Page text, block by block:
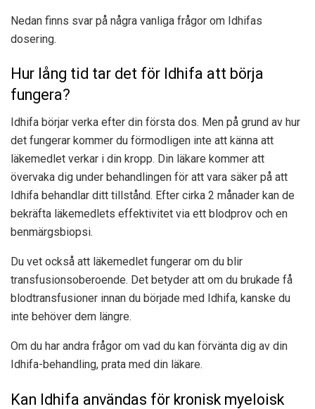
Nedan finns svar på några vanliga frågor om Idhifas
dosering.
Hur lång tid tar det för Idhifa att börja
fungera?
Idhifa börjar verka efter din första dos. Men på grund av hur
det fungerar kommer du förmodligen inte att känna att
läkemedlet verkar i din kropp. Din läkare kommer att
övervaka dig under behandlingen för att vara säker på att
Idhifa behandlar ditt tillstånd. Efter cirka 2 månader kan de
bekräfta läkemedlets effektivitet via ett blodprov och en
benmärgsbiopsi.
Du vet också att läkemedlet fungerar om du blir
transfusionsoberoende. Det betyder att om du brukade få
blodtransfusioner innan du började med Idhifa, kanske du
inte behöver dem längre.
Om du har andra frågor om vad du kan förvänta dig av din
Idhifa-behandling, prata med din läkare.
Kan Idhifa användas för kronisk myeloisk